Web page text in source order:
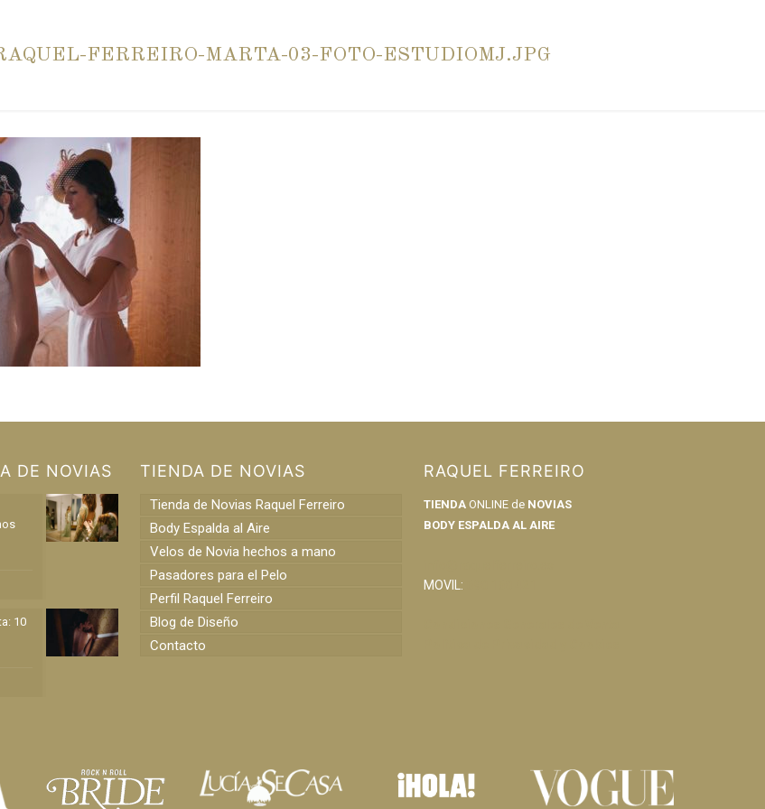
FERREIRO-MARTA-03-FOTO-ESTUDIOMJ.JPG
DE NOVIAS
10
TIENDA DE NOVIAS
Tienda de Novias Raquel Ferreiro
Body Espalda al Aire
Velos de Novia hechos a mano
Pasadores para el Pelo
Perfil Raquel Ferreiro
Blog de Diseño
Contacto
RAQUEL FERREIRO
TIENDAONLINE de NOVIAS
BODY ESPALDA AL AIRE
MOVIL: